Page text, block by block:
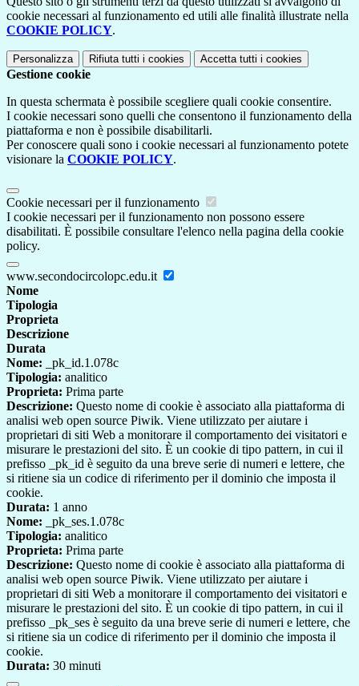
cookie necessari al funzionamento ed utili alle finalità illustrate nella
COOKIE POLICY.
Personalizza Rifiuta tutti i cookies Accetta tutti i cookies
Gestione cookie
In questa schermata è possibile scegliere quali cookie consentire.
I cookie necessari sono quelli che consentono il funzionamento della
piattaforma e non è possibile disabilitarli.
Per conoscere quali sono i cookie necessari al funzionamento potete
visionare la COOKIE POLICY.
Cookie necessari per il funzionamento
I cookie necessari per il funzionamento non possono essere
disabilitati. È possibile consultare l'elenco nella pagina della cookie
policy.
www.secondocircolopc.edu.it
Nome
Tipologia
Proprieta
Descrizione
Durata
Nome: _pk_id.1.078c
Tipologia: analitico
Proprieta: Prima parte
Descrizione: Questo nome di cookie è associato alla piattaforma di
analisi web open source Piwik. Viene utilizzato per aiutare i
proprietari di siti Web a monitorare il comportamento dei visitatori e
misurare le prestazioni del sito. È un cookie di tipo pattern, in cui il
prefisso _pk_id è seguito da una breve serie di numeri e lettere, che
si ritiene sia un codice di riferimento per il dominio che imposta il
cookie.
Durata: 1 anno
Nome: _pk_ses.1.078c
Tipologia: analitico
Proprieta: Prima parte
Descrizione: Questo nome di cookie è associato alla piattaforma di
analisi web open source Piwik. Viene utilizzato per aiutare i
proprietari di siti Web a monitorare il comportamento dei visitatori e
misurare le prestazioni del sito. È un cookie di tipo pattern, in cui il
prefisso _pk_ses è seguito da una breve serie di numeri e lettere, che
si ritiene sia un codice di riferimento per il dominio che imposta il
cookie.
Durata: 30 minuti